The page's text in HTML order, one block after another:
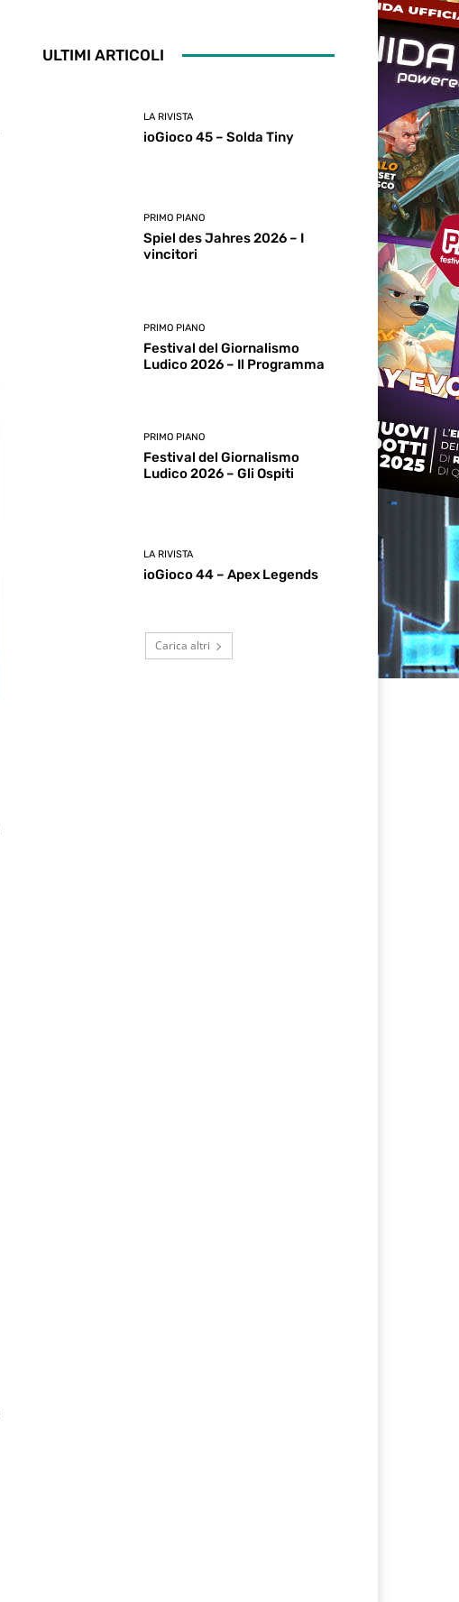
ULTIMI ARTICOLI
LA RIVISTA
ioGioco 45 – Solda Tiny
PRIMO PIANO
Spiel des Jahres 2026 – I
vincitori
PRIMO PIANO
Festival del Giornalismo
Ludico 2026 – Il Programma
PRIMO PIANO
Festival del Giornalismo
Ludico 2026 – Gli Ospiti
LA RIVISTA
ioGioco 44 – Apex Legends
Carica altri